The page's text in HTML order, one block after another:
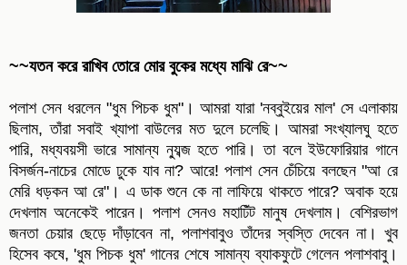
~~যতন করে রাখিব তোরে মোর বুকের মধ্যে মাঝি রে~~
পলাশ সেন ধরলেন "ধুম পিচক ধুম"। আমরা যারা 'নব্বুইয়ের মাল' সে এলাকায়
ছিলাম, তাঁরা সবাই খ্যাপা বাউলের মত দুলে চলেছি। আমরা সংখ্যালঘু হতে
পারি, মধ্যবয়সী ভারে সামান্য ন্যুব্জ হতে পারি। তা বলে ইউফোরিয়ার গানে
বিসর্জন-নাচের মোডে ঢুকে যাব না? আরে! পলাশ সেন চেঁচিয়ে বলছেন "আ রে
মেরি ধড়কন আ রে"। এ ডাক শুনে কে না লাফিয়ে থাকতে পারে? অবাক হয়ে
দেখলাম অনেকেই পারেন। পলাশ সেনও মহাঢিঁট মানুষ দেখলাম। বেশিরভাগ
জনতা চেয়ার ছেড়ে দাঁড়াবেন না, পলাশবাবুও তাঁদের স্বস্তি দেবেন না। খুব
হিসেব কষে, 'ধুম পিচক ধুম' গানের শেষে সামান্য ব্যাকফুটে গেলেন পলাশবাবু।